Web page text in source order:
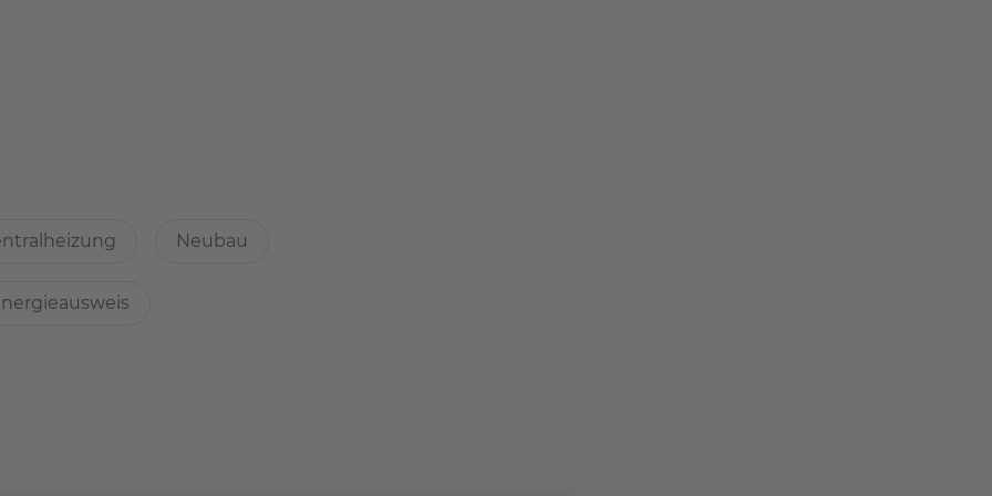
mit den öffentlichen Verkehrsmitteln unterwegs ist.
Neubau